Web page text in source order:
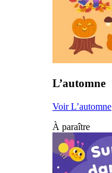
L’automne
Voir L’automne
À paraître